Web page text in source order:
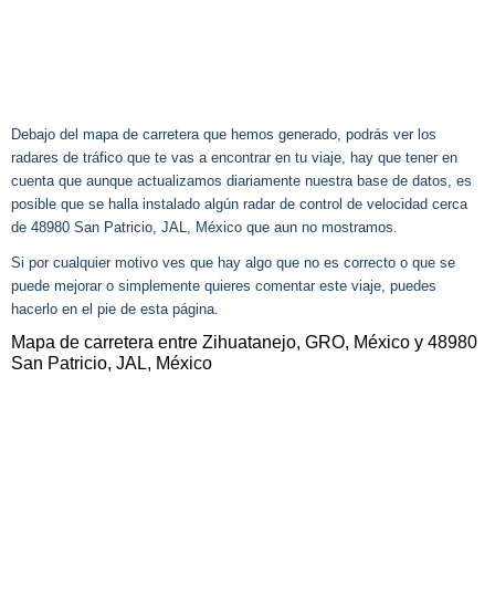
Debajo del mapa de carretera que hemos generado, podrás ver los
radares de tráfico que te vas a encontrar en tu viaje, hay que tener en
cuenta que aunque actualizamos diariamente nuestra base de datos, es
posible que se halla instalado algún radar de control de velocidad cerca
de 48980 San Patricio, JAL, México que aun no mostramos.
Si por cualquier motivo ves que hay algo que no es correcto o que se
puede mejorar o simplemente quieres comentar este viaje, puedes
hacerlo en el pie de esta página.
Mapa de carretera entre Zihuatanejo, GRO, México y 48980
San Patricio, JAL, México